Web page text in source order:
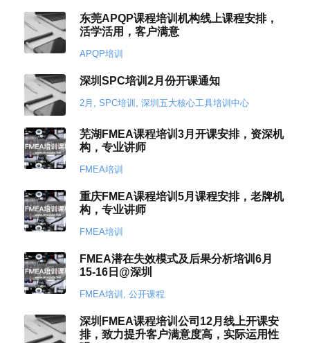
东莞APQP课程培训机构线上课程安排，
活学活用，客户满意
APQP培训
深圳SPC培训2月份开课通知
2月 SPC培训 深圳五大核心工具培训中心
芜湖FMEA课程培训3月开课安排，资深机
构，专业讲师
FMEA培训
重庆FMEA课程培训5月课程安排，老牌机
构，专业讲师
FMEA培训
FMEA潜在失效模式及后果分析培训6月
15-16日@深圳
FMEA培训 公开课程
深圳FMEA课程培训公司12月线上开课安
排，致力提升客户满意度高，实际运用性